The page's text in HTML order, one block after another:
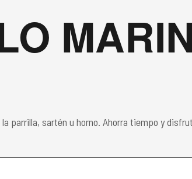
parrilla, sartén u horno. Ahorra tiempo y